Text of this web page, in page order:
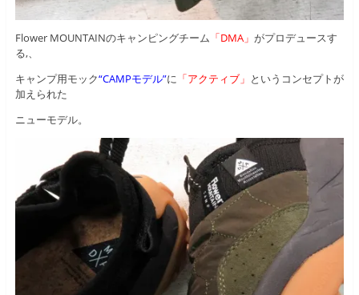
Flower MOUNTAINのキャンピングチーム 「DMA」 がプロデュースす
る,、
キャンプ用モック“CAMPモデル”に 「アクティブ」 というコンセプトが
加えられた
ニューモデル。